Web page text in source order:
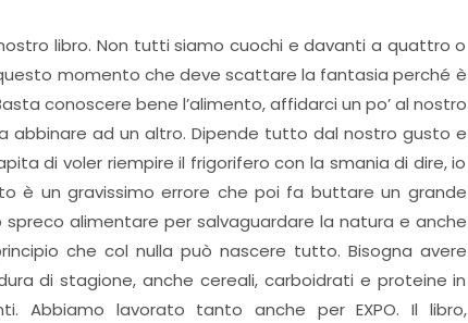
libro. Non tutti siamo cuochi e davanti a quattro o
momento che deve scattare la fantasia perché è
conoscere bene l’alimento, affidarci un po’ al nostro
abbinare ad un altro. Dipende tutto dal nostro gusto e
di voler riempire il frigorifero con la smania di dire, io
è un gravissimo errore che poi fa buttare un grande
alimentare per salvaguardare la natura e anche
che col nulla può nascere tutto. Bisogna avere
di stagione, anche cereali, carboidrati e proteine in
Abbiamo lavorato tanto anche per EXPO. Il libro,